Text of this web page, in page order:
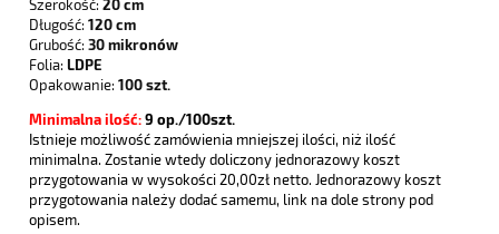
Szerokość: 20 cm
Długość: 120 cm
Grubość: 30 mikronów
Folia: LDPE
Opakowanie: 100 szt.
Minimalna ilość: 9 op./100szt.
Istnieje możliwość zamówienia mniejszej ilości, niż ilość
minimalna. Zostanie wtedy doliczony jednorazowy koszt
przygotowania w wysokości 20,00zł netto. Jednorazowy koszt
przygotowania należy dodać samemu, link na dole strony pod
opisem.